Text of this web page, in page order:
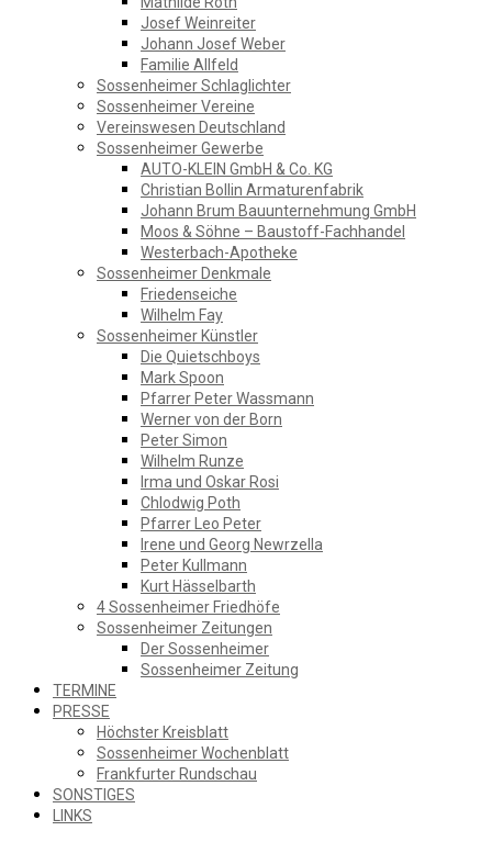
SOSSENHEIM
Josef Weinreiter
Johann Josef Weber
Familie Allfeld
Sossenheimer Schlaglichter
Sossenheimer Vereine
Vereinswesen Deutschland
Sossenheimer Gewerbe
AUTO-KLEIN GmbH & Co. KG
Christian Bollin Armaturenfabrik
Johann Brum Bauunternehmung GmbH
Moos & Söhne – Baustoff-Fachhandel
Westerbach-Apotheke
Sossenheimer Denkmale
Friedenseiche
Wilhelm Fay
Sossenheimer Künstler
Die Quietschboys
Mark Spoon
Pfarrer Peter Wassmann
Werner von der Born
Peter Simon
Wilhelm Runze
Irma und Oskar Rosi
Chlodwig Poth
Pfarrer Leo Peter
Irene und Georg Newrzella
Peter Kullmann
Kurt Hässelbarth
4 Sossenheimer Friedhöfe
Sossenheimer Zeitungen
Der Sossenheimer
Sossenheimer Zeitung
TERMINE
PRESSE
Höchster Kreisblatt
Sossenheimer Wochenblatt
Frankfurter Rundschau
SONSTIGES
LINKS